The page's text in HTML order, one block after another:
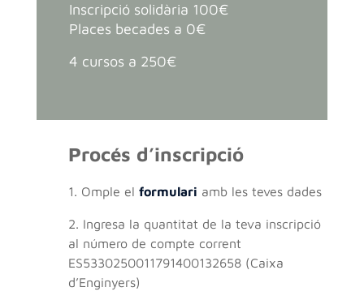
Inscripció solidària 100€
Places becades a 0€
4 cursos a 250€
Procés d’inscripció
1. Omple el formulari amb les teves dades
2. Ingresa la quantitat de la teva inscripció
al número de compte corrent
ES5330250011791400132658 (Caixa
d’Enginyers)